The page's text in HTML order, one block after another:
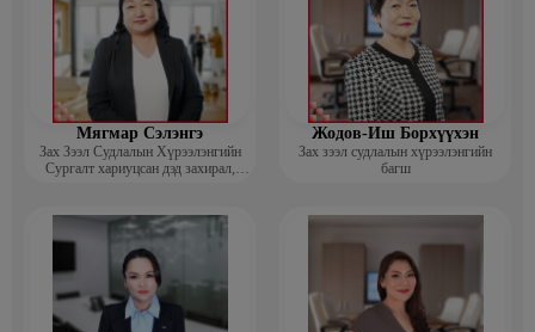
Мягмар Сэлэнгэ
Зах Зээл Судлалын Хүрээлэнгийн
Сургалт хариуцсан дэд захирал,
Жодов-Иш Борхүүхэн
Зах зээл судлалын хүрээлэнгийн
багш